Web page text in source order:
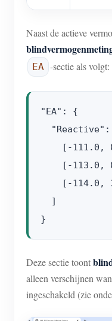
Naast de actieve
EA -sectie als volgt:
"EA": {
"Reactive":
[-111.0,
[-113.0,
[-114.0,
  ]
Deze sectie toont
alleen verschijnen
ingeschakeld (zie